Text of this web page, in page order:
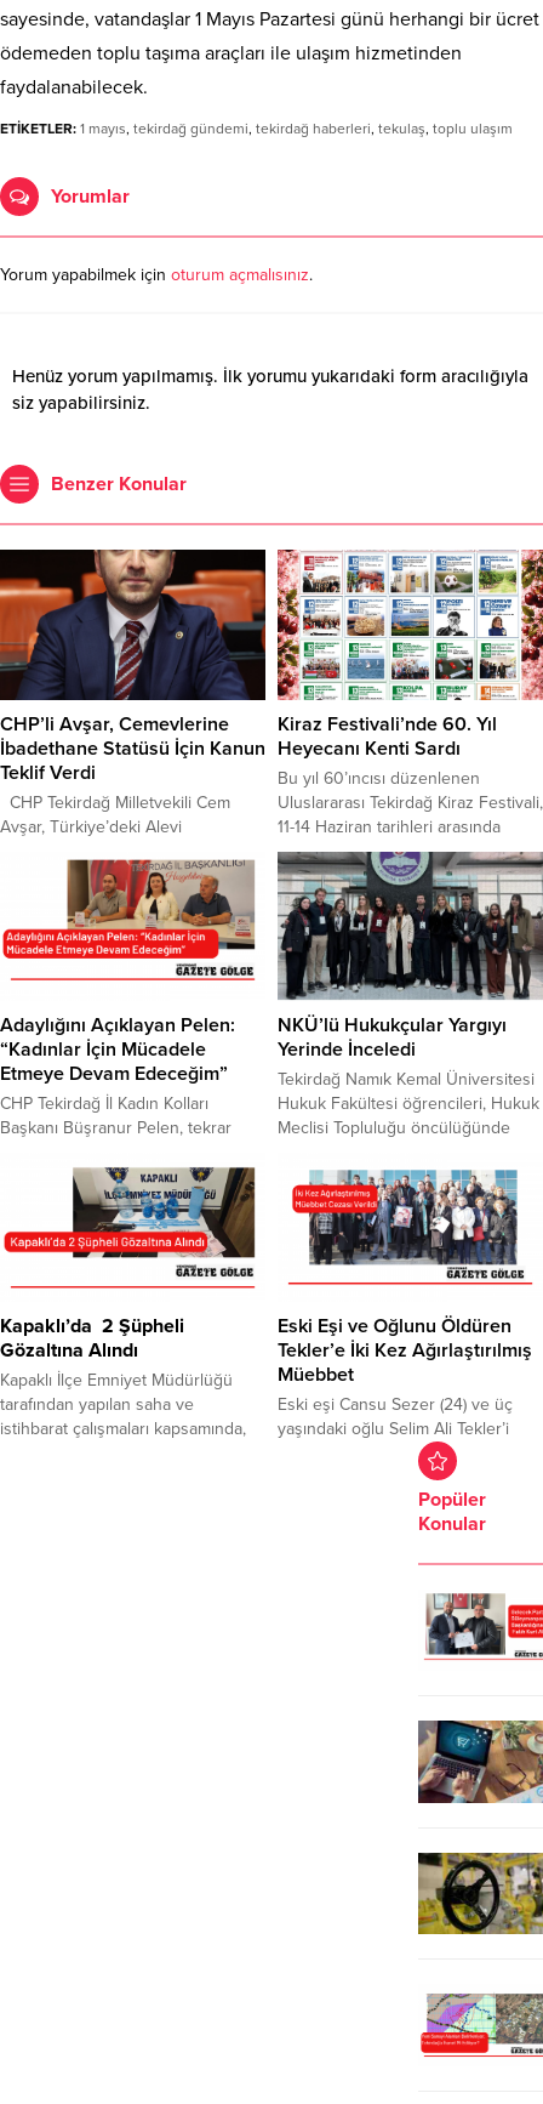
sayesinde, vatandaşlar 1 Mayıs Pazartesi günü herhangi bir ücret
ödemeden toplu taşıma araçları ile ulaşım hizmetinden
faydalanabilecek.
ETİKETLER: 1 mayıs, tekirdağ gündemi, tekirdağ haberleri, tekulaş, toplu ulaşım
Yorumlar
Yorum yapabilmek için oturum açmalısınız.
Henüz yorum yapılmamış. İlk yorumu yukarıdaki form aracılığıyla
siz yapabilirsiniz.
Benzer Konular
CHP’li Avşar, Cemevlerine
İbadethane Statüsü İçin Kanun
Teklif Verdi
CHP Tekirdağ Milletvekili Cem
Avşar, Türkiye’deki Alevi
getirdiği talepler doğrultusunda
cemevlerinin ibadethane olarak
tanınması için Meclis’e kanun teklifi
sundu. Avşar, teklifin gerekçesinde
Anayasa’da güvence altına alınan
özgürlüğüne dikkat çekerek, AİHM
ve yüksek yargı kararlarının da bu
yönde olduğunu vurguladı. Avşar,
teklifin...
Kiraz Festivali’nde 60. Yıl
Heyecanı Kenti Sardı
Bu yıl 60’ıncısı düzenlenen
Uluslararası Tekirdağ Kiraz Festivali,
11-14 Haziran tarihleri arasında
düzenlenecek etkinliklerle binlerce
ziyaretçiyi ağırlamaya hazırlanıyor.
Festivalin açılış programı, 11 Haziran
Perşembe günü saat 16.00’da
festivalin doğduğu yer olarak kabul
edilen Naip Mahallesi’nde
gerçekleştirilecek. Açılışın ardından
saat 18.00’de Köprübaşı
Mevkii’nden başlayacak festival
kortejiyle kentte festival coşkusu
yaşanacak. Etkinliklerin...
Adaylığını Açıklayan Pelen:
“Kadınlar İçin Mücadele
Etmeye Devam Edeceğim”
CHP Tekirdağ İl Kadın Kolları
Başkanı Büşranur Pelen, tekrar
için mücadele etmeye devam
edeceğini söyleyen Pelen, “Bizden
sonraki nesillerde kadınlarımızın
daha mutlu ve huzurlu olabilmesi
ideali için savaşmaya devam
Kadın Kolları Başkanı Büşranur
Pelen,İl Başkanlığı binasında
Süleymanpaşa İlçe Başkanı Ali
Engin...
NKÜ’lü Hukukçular Yargıyı
Yerinde İnceledi
Tekirdağ Namık Kemal Üniversitesi
Hukuk Fakültesi öğrencileri, Hukuk
Meclisi Topluluğu öncülüğünde
Farkındalık” projesi kapsamında
başkentte bir dizi ziyaret
gerçekleştirdi. Gençlik ve Spor
Bakanlığı Üniversite Öğrenci
Toplulukları İş Birliği ve Destek
desteğiyle hayata geçirilen proje,
5-6 Mart 2026 tarihlerinde
uygulandı. İki gün süren
programda...
Kapaklı’da 2 Şüpheli
Gözaltına Alındı
Kapaklı İlçe Emniyet Müdürlüğü
tarafından yapılan saha ve
istihbarat çalışmaları kapsamında,
Eski Eşi ve Oğlunu Öldüren
Tekler’e İki Kez Ağırlaştırılmış
Müebbet
Eski eşi Cansu Sezer (24) ve üç
yaşındaki oğlu Selim Ali Tekler’i
öldüren Burak Tekler’e, iki kez
ağırlaştırılmış müebbet cezası
verildi. Mahkeme Heyeti’nin
müebbet kararının ardından, adliye
hemşirelik yapan Cansu Sezer’in 3
yaşındaki bebeği ile birlikte, eski
eşi Burak Tekler tarafından
Popüler
Konular